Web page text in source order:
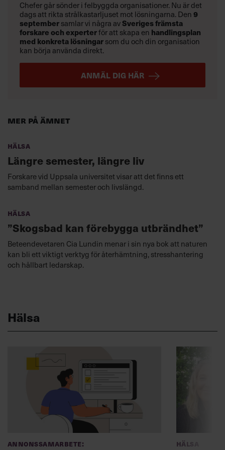
Mer på ämnet
Hälsa
Längre semester, längre liv
Forskare vid Uppsala universitet visar att det finns ett
samband mellan semester och livslängd.
Hälsa
”Skogsbad kan förebygga utbrändhet”
Beteendevetaren Cia Lundin menar i sin nya bok att naturen
kan bli ett viktigt verktyg för återhämtning, stresshantering
och hållbart ledarskap.
Chefer går sönder i felbyggda organisationer. Nu är det
dags att rikta strålkastarljuset mot lösningarna. Den9
septembersamlar vi några avSveriges främsta
forskare och experterför att skapa en handlingsplan
med konkreta lösningarsom du och din organisation
kan börja använda direkt.
ANMÄL DIG HÄR
Hälsa
Annonssamarbete: Hälsa